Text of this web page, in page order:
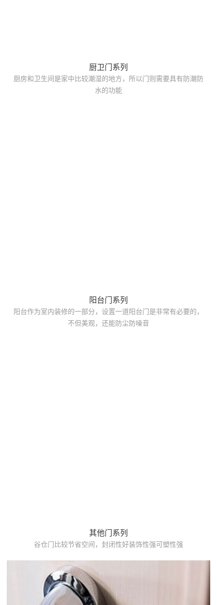
厨卫门系列
厨房和卫生间是家中比较潮湿的地方，所以门则需要具有防潮防
水的功能
阳台门系列
阳台作为室内装修的一部分，设置一道阳台门是非常有必要的，
不但美观，还能防尘防噪音
其他门系列
谷仓门比较节省空间，封闭性好装饰性强可塑性强